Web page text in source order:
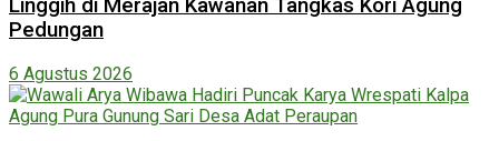
Linggih di Merajan Kawanan Tangkas Kori Agung
Pedungan
6 Agustus 2026